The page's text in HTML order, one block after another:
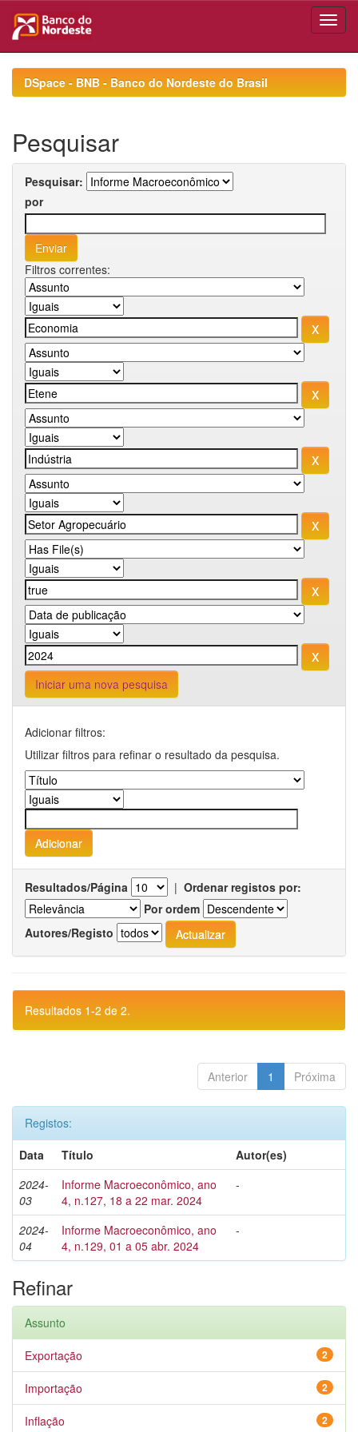
navigationDSpace - BNB - Banco do Nordeste do Brasil
Pesquisar
Pesquisar:
por
Filtros correntes:
Iniciar uma nova pesquisa
Adicionar filtros:
Utilizar filtros para refinar o resultado da pesquisa.
Resultados/Página | Ordenar registos por:
Por ordem
Autores/Registo
Resultados 1-2 de 2.
Anterior 1 Próxima
Registos:
Data
Título
Autor(es)
2024-
03
Informe Macroeconômico, ano
4, n.127, 18 a 22 mar. 2024
-
2024-
04
Informe Macroeconômico, ano
4, n.129, 01 a 05 abr. 2024
-
Refinar
Assunto
2
Exportação
2
Importação
2
Inflação